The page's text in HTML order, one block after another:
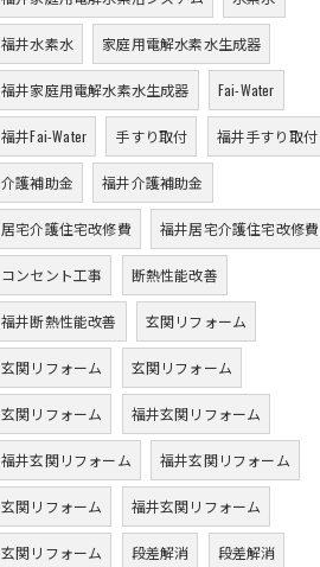
福井水素水 家庭用電解水素水生成器
福井家庭用電解水素水生成器 Fai-Water
福井Fai-Water 手すり取付 福井手すり取付
介護補助金 福井介護補助金
居宅介護住宅改修費 福井居宅介護住宅改修費
コンセント工事 断熱性能改善
福井断熱性能改善 玄関リフォーム
玄関リフォーム 玄関リフォーム
玄関リフォーム 福井玄関リフォーム
福井玄関リフォーム 福井玄関リフォーム
玄関リフォーム 福井玄関リフォーム
玄関リフォーム 段差解消 段差解消